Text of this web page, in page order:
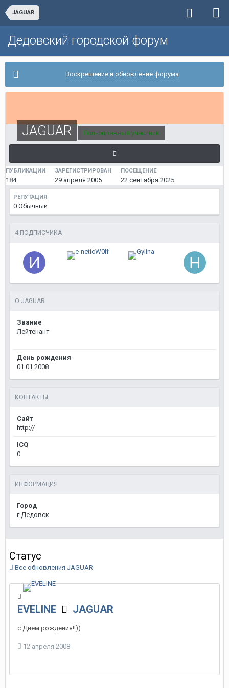
JAGUAR
Дедовский городской форум
Воскрешение и обновление форума
JAGUAR Полноправный участник
ПУБЛИКАЦИИ
184
ЗАРЕГИСТРИРОВАН
29 апреля 2005
ПОСЕЩЕНИЕ
22 сентября 2025
РЕПУТАЦИЯ
0 Обычный
4 ПОДПИСЧИКА
О JAGUAR
Звание
Лейтенант
День рождения
01.01.2008
КОНТАКТЫ
Сайт
http://
ICQ
0
ИНФОРМАЦИЯ
Город
г.Дедовск
Статус
Все обновления JAGUAR
EVELINE JAGUAR
с Днем рождения!!))
12 апреля 2008